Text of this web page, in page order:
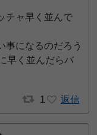
チャ早く並んで
事になるのだろう
早く並んだらバ
1 返信